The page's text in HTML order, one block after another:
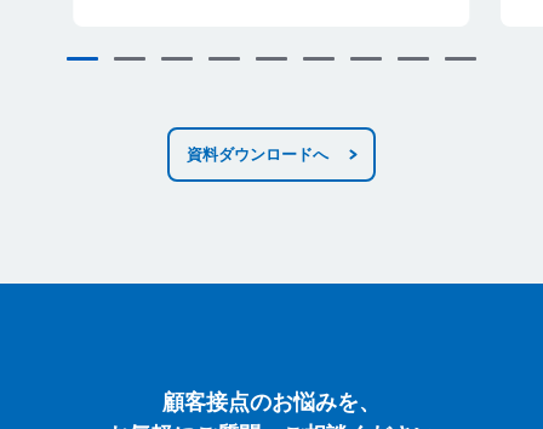
資料ダウンロードへ
顧客接点のお悩みを、お気軽にご質問
顧客接点のお悩みを、